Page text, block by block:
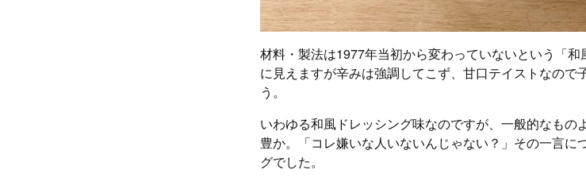
材料・製法は1977年当初から変わっていないという「
に見えますが辛みは強調してこず、甘口テイストなので
う。
いわゆる和風ドレッシング味なのですが、一般的なもの
豊か。「コレ嫌いな人いないんじゃない？」その一言に
グでした。